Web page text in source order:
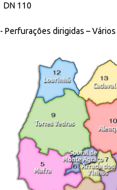
DN 110
- Perfurações dirigidas –